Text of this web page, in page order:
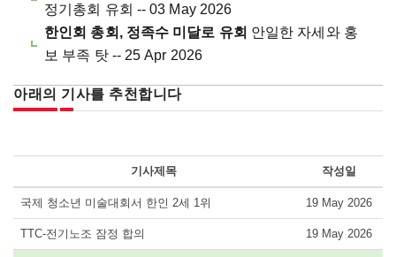
정기총회 유회 -- 03 May 2026
한인회 총회, 정족수 미달로 유회 안일한 자세와 홍
보 부족 탓 -- 25 Apr 2026
아래의 기사를 추천합니다
기사제목 작성일
국제 청소년 미술대회서 한인 2세 1위 19 May 2026
TTC-전기노조 잠정 합의 19 May 2026